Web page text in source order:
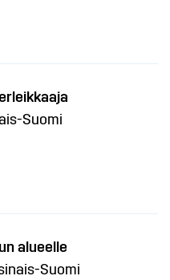
Suomi
alueelle
Suomi